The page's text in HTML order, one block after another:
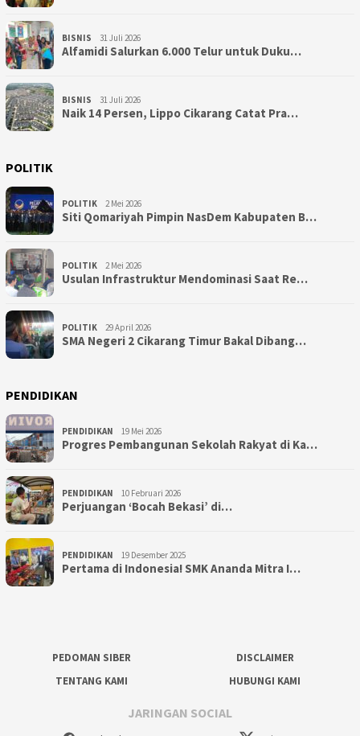
BISNIS 31 Juli 2026
Alfamidi Salurkan 6.000 Telur untuk Duku…
BISNIS 31 Juli 2026
Naik 14 Persen, Lippo Cikarang Catat Pra…
POLITIK
POLITIK 2 Mei 2026
Siti Qomariyah Pimpin NasDem Kabupaten B…
POLITIK 2 Mei 2026
Usulan Infrastruktur Mendominasi Saat Re…
POLITIK 29 April 2026
SMA Negeri 2 Cikarang Timur Bakal Dibang…
PENDIDIKAN
PENDIDIKAN 19 Mei 2026
Progres Pembangunan Sekolah Rakyat di Ka…
PENDIDIKAN 10 Februari 2026
Perjuangan ‘Bocah Bekasi’ di…
PENDIDIKAN 19 Desember 2025
Pertama di Indonesia! SMK Ananda Mitra I…
PEDOMAN SIBER
DISCLAIMER
TENTANG KAMI
HUBUNGI KAMI
JARINGAN SOCIAL